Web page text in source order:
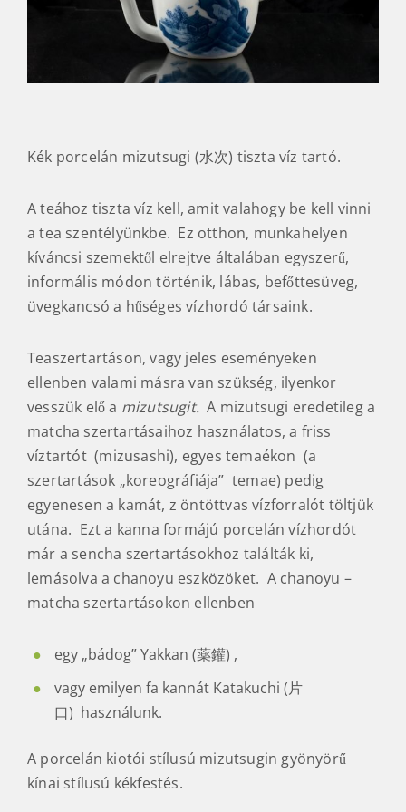
Kék porcelán mizutsugi (水次) tiszta víz tartó.
A teához tiszta víz kell, amit valahogy be kell vinni
a tea szentélyünkbe. Ez otthon, munkahelyen
kíváncsi szemektől elrejtve általában egyszerű,
informális módon történik, lábas, befőttesüveg,
üvegkancsó a hűséges vízhordó társaink.
Teaszertartáson, vagy jeles eseményeken
ellenben valami másra van szükség, ilyenkor
vesszük elő a mizutsugit. A mizutsugi eredetileg a
matcha szertartásaihoz használatos, a friss
víztartót (mizusashi), egyes temaékon (a
szertartások „koreográfiája” temae) pedig
egyenesen a kamát, z öntöttvas vízforralót töltjük
utána. Ezt a kanna formájú porcelán vízhordót
már a sencha szertartásokhoz találták ki,
lemásolva a chanoyu eszközöket. A chanoyu –
matcha szertartásokon ellenben
egy „bádog” Yakkan (薬鑵) ,
vagy emilyen fa kannát Katakuchi (片
口) használunk.
A porcelán kiotói stílusú mizutsugin gyönyörű
kínai stílusú kékfestés.